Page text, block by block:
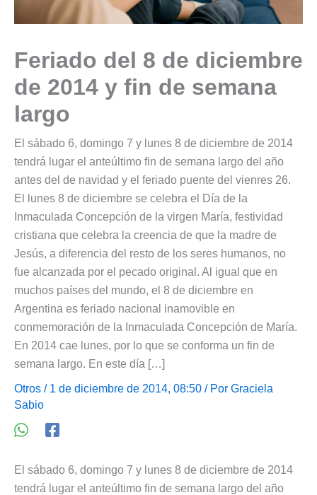
Feriado del 8 de diciembre
de 2014 y fin de semana
largo
El sábado 6, domingo 7 y lunes 8 de diciembre de 2014
tendrá lugar el anteúltimo fin de semana largo del año
antes del de navidad y el feriado puente del vienres 26.
El lunes 8 de diciembre se celebra el Día de la
Inmaculada Concepción de la virgen María, festividad
cristiana que celebra la creencia de que la madre de
Jesús, a diferencia del resto de los seres humanos, no
fue alcanzada por el pecado original. Al igual que en
muchos países del mundo, el 8 de diciembre en
Argentina es feriado nacional inamovible en
conmemoración de la Inmaculada Concepción de María.
En 2014 cae lunes, por lo que se conforma un fin de
semana largo. En este día […]
Otros / 1 de diciembre de 2014, 08:50 / Por Graciela
Sabio
El sábado 6, domingo 7 y lunes 8 de diciembre de 2014
tendrá lugar el anteúltimo fin de semana largo del año